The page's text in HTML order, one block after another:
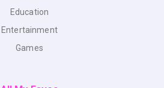
Education
Entertainment
Games